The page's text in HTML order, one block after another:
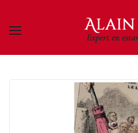
Skip to main content